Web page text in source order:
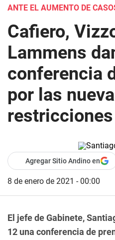
ANTE EL AUMENTO DE
Cafiero,
Lammens
conferencia
por las
restricciones
Agregar Sitio Andino en
8 de enero de 2021 - 00:00
El jefe de Gabinete,
12 una conferencia de